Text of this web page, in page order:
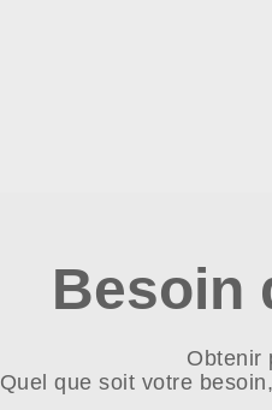
Besoin
Obtenir
Quel que soit votre